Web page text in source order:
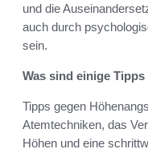
und die
auch durch
sein.
Was sind einige
Tipps gegen
Atemtechniken, das
Höhen und eine